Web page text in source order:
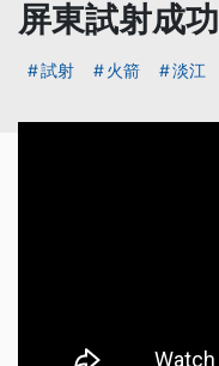
屏東試射成功
試射 火箭 淡江